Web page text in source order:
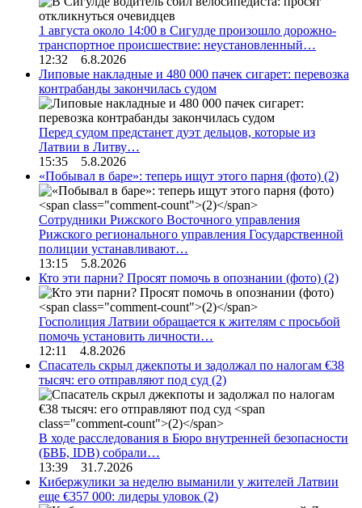
1 августа около 14:00 в Сигулде произошло дорожно-
транспортное происшествие: неустановленный…
12:32 6.8.2026
Липовые накладные и 480 000 пачек сигарет: перевозка
контрабанды закончилась судом
Перед судом предстанет дуэт дельцов, которые из
Латвии в Литву…
15:35 5.8.2026
«Побывал в баре»: теперь ищут этого парня (фото) (2)
Сотрудники Рижского Восточного управления
Рижского регионального управления Государственной
полиции устанавливают…
13:15 5.8.2026
Кто эти парни? Просят помочь в опознании (фото) (2)
Госполиция Латвии обращается к жителям с просьбой
помочь установить личности…
12:11 4.8.2026
Спасатель скрыл джекпоты и задолжал по налогам €38
тысяч: его отправляют под суд (2)
В ходе расследования в Бюро внутренней безопасности
(БВБ, IDB) собрали…
13:39 31.7.2026
Кибержулики за неделю выманили у жителей Латвии
еще €357 000: лидеры уловок (2)